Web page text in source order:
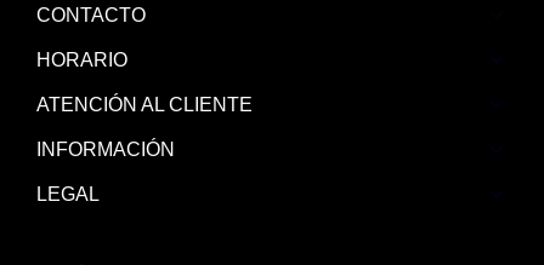
CONTACTO
HORARIO
ATENCIÓN AL CLIENTE
INFORMACIÓN
LEGAL